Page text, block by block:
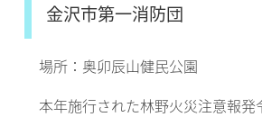
金沢市第一消防団
場所：奥卯辰山健民公園
本年施行された林野火災注意報発